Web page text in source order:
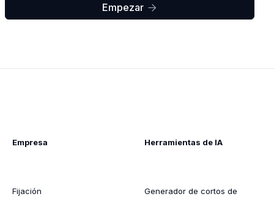
Empezar 
Empresa
Fijación
Herramientas de IA
Generador de cortos de